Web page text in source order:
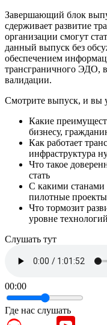
Завершающий блок
сдерживает развитие
организации смогут
данный выпуск без
обеспечением
трансграничного ЭДО,
валидации.
Смотрите выпуск, и вы
Какие
бизнесу,
Как работает
инфраструктура
Что такое
стать
С какими станами
пилотные проекты
Что тормозит
уровне
Cлушать тут
00:00
Где нас слушать